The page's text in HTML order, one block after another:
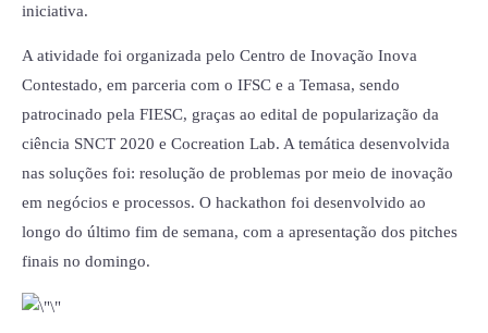
iniciativa.
A atividade foi organizada pelo Centro de Inovação Inova
Contestado, em parceria com o IFSC e a Temasa, sendo
patrocinado pela FIESC, graças ao edital de popularização da
ciência SNCT 2020 e Cocreation Lab. A temática desenvolvida
nas soluções foi: resolução de problemas por meio de inovação
em negócios e processos. O hackathon foi desenvolvido ao
longo do último fim de semana, com a apresentação dos pitches
finais no domingo.